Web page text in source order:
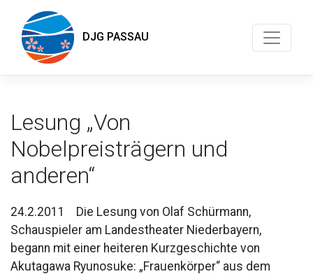
DJG PASSAU
Lesung „Von
Nobelpreisträgern und
anderen“
24.2.2011 Die Lesung von Olaf Schürmann,
Schauspieler am Landestheater Niederbayern,
begann mit einer heiteren Kurzgeschichte von
Akutagawa Ryunosuke: „Frauenkörper“ aus dem